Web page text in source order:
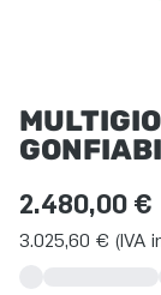
2.480,00 €
3.025,60 € (IVA